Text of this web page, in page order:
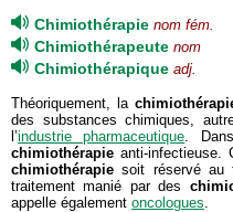
Chimiothérapie nom fém.
Chimiothérapeute nom
Chimiothérapique adj.
Théoriquement, la
des substances chimiques,
l’industrie pharmaceutique.
chimiothérapie anti-infectieuse.
chimiothérapie soit réservé au
traitement manié par des
appelle également oncologues.